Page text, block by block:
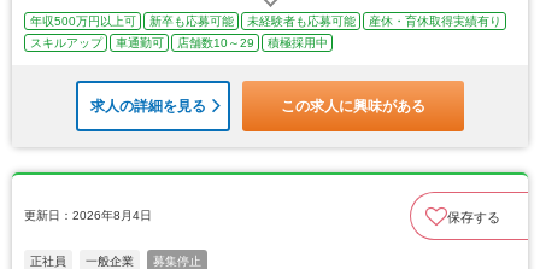
年収500万円以上可 新卒も応募可能 未経験者も応募可能
産休・育休取得実績有り
スキルアップ
車通勤可 店舗数10～29 積極採用中
求人の詳細を見る この求人に興味がある
更新日：2026年8月4日 保存する
正社員 一般企業 募集停止